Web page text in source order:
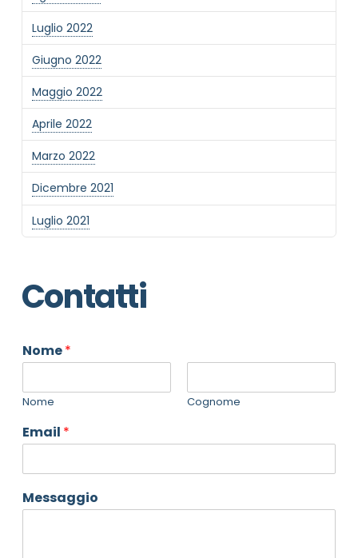
Luglio 2022
Giugno 2022
Maggio 2022
Aprile 2022
Marzo 2022
Dicembre 2021
Luglio 2021
Contatti
Nome*
Nome Cognome
Email *
Messaggio